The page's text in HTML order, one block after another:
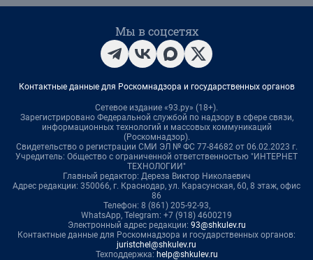
Мы в соцсетях
Контактные данные для Роскомнадзора и государственных органов
Сетевое издание «93.ру» (18+).
Зарегистрировано Федеральной службой по надзору в сфере связи,
информационных технологий и массовых коммуникаций
(Роскомнадзор).
Свидетельство о регистрации СМИ ЭЛ № ФС 77-84682 от 06.02.2023 г.
Учредитель: Общество с ограниченной ответственностью "ИНТЕРНЕТ
ТЕХНОЛОГИИ"
Главный редактор: Дереза Виктор Николаевич
Адрес редакции: 350066, г. Краснодар, ул. Карасунская, 60, 8 этаж, офис
86
Телефон: 8 (861) 205-92-93,
WhatsApp, Telegram: +7 (918) 4600219
Электронный адрес редакции: 93@shkulev.ru
Контактные данные для Роскомнадзора и государственных органов:
juristchel@shkulev.ru
Техподдержка: help@shkulev.ru